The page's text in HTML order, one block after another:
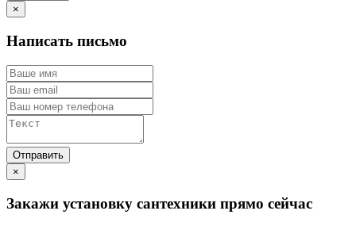
×
Написать письмо
×
Закажи установку сантехники прямо сейчас